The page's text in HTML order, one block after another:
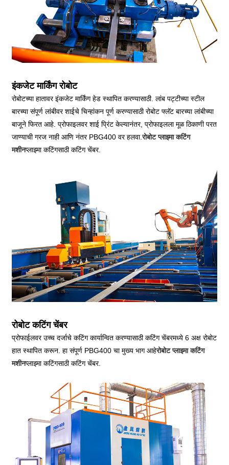
इंकजेट मार्किंग रोबोट
रोबोटच्या हातावर इंकजेट मार्किंग हेड स्थापित करण्यासाठी. लांब पट्टीच्या स्टील
बारच्या संपूर्ण लांबीवर शाईचे चिन्हांकन पूर्ण करण्यासाठी रोबोट फ्लॅट बारच्या लांबीच्या
बाजूने फिरत आहे. प्रोफाइलवर शाई प्रिंट केल्यानंतर, प्रोफाइलला मूळ ठिकाणी परत
जाण्याची गरज नाही आणि नंतर PBG400 वर हलवा.रोबोट प्लाझ्मा कटिंग
मशीनप्लाझ्मा कटिंगसाठी कटिंग चेंबर.
रोबोट कटिंग चेंबर
प्रोफाईलवर उच्च दर्जाचे कटिंग कार्यान्वित करण्यासाठी कटिंग चेंबरमध्ये 6 अक्ष रोबोट
हात स्थापित करून. हा संपूर्ण PBG400 चा मुख्य भाग आहेरोबोट प्लाझ्मा कटिंग
मशीनप्लाझ्मा कटिंगसाठी कटिंग चेंबर.